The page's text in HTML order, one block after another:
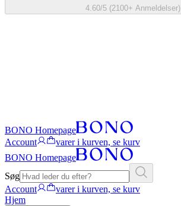
4.60/5 (2100+ Anmeldelser)
BONO Homepage
Account
varer i kurven, se kurv
BONO Homepage
Søg
Account
varer i kurven, se kurv
Hjem